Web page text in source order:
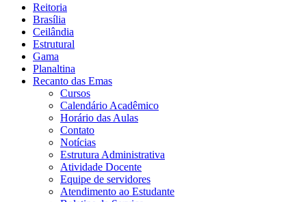
Reitoria
Brasília
Ceilândia
Estrutural
Gama
Planaltina
Recanto das Emas
Cursos
Calendário Acadêmico
Horário das Aulas
Contato
Notícias
Estrutura Administrativa
Atividade Docente
Equipe de servidores
Atendimento ao Estudante